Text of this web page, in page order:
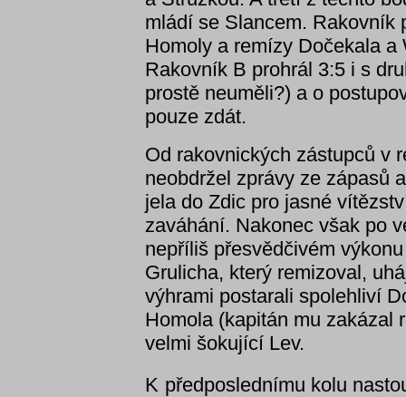
mládí se Slancem. Rakovník
Homoly a remízy Dočekala
Rakovník B prohrál 3:5 i s
prostě neuměli?) a o
pouze zdát.
Od rakovnických zástupců v
neobdržel zprávy ze zápasů
jela do Zdic pro jasné
zaváhání. Nakonec však po
nepříliš přesvědčivém
Grulicha, který remizoval,
výhrami postarali spolehliví
Homola (kapitán mu zakázal
velmi šokující Lev.
K předposlednímu kolu